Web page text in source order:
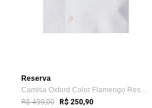
Reserva
Camisa Oxford Color Flamengo Reserva Sprint Branco
R$ 499,00 R$ 250,90